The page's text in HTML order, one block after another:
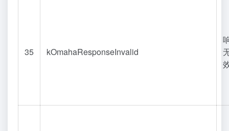
35 kOmahaResponseInvalid